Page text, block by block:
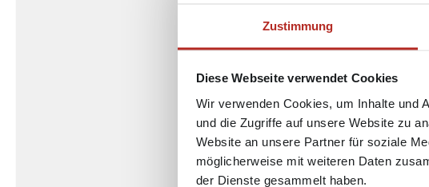
Zustimmung
Diese Webseite verwendet Cookies
Wir verwenden Cookies, um Inhalte und
und die Zugriffe auf unsere Website zu
Website an unsere Partner für soziale
möglicherweise mit weiteren Daten
der Dienste gesammelt haben.
Bei den rustikalen
eher urwüchsigen
Leuchten mit
und sind häufig aus